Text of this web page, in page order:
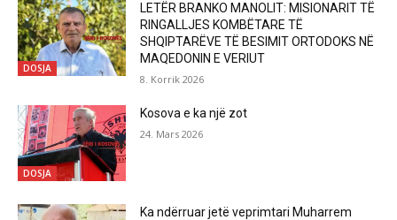
DOSJA
LETËR BRANKO MANOLIT: MISIONARIT TË
RINGALLJES KOMBËTARE TË
SHQIPTARËVE TË BESIMIT ORTODOKS NË
MAQEDONIN E VERIUT
8. Korrik 2026
DOSJA
Kosova e ka një zot
24. Mars 2026
Ka ndërruar jetë veprimtari Muharrem